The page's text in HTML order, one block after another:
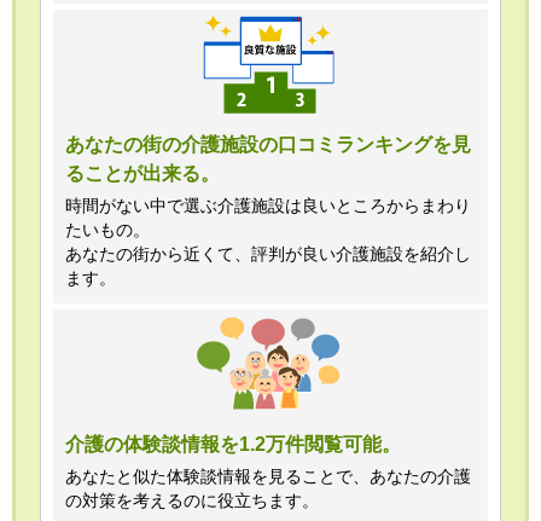
あなたの街の介護施設の口コミランキングを見
ることが出来る。
時間がない中で選ぶ介護施設は良いところからまわり
たいもの。
あなたの街から近くて、評判が良い介護施設を紹介し
ます。
介護の体験談情報を1.2万件閲覧可能。
あなたと似た体験談情報を見ることで、あなたの介護
の対策を考えるのに役立ちます。